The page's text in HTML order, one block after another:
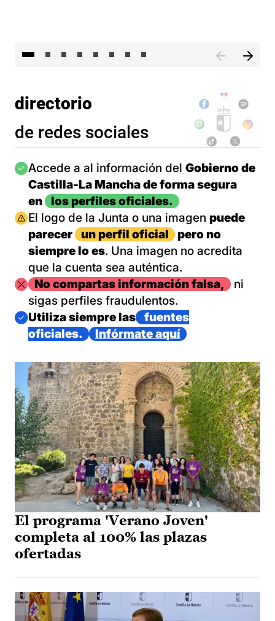
directorio
de redes sociales
Imagen
Accede a al información del Gobierno de
Castilla-La Mancha de forma segura
en
los perfiles oficiales.
Imagen
El logo de la Junta o una imagen puede
parecer
un perfil oficial
pero no
siempre lo es. Una imagen no acredita
que la cuenta sea auténtica.
ImagenNo compartas información falsa,
ni
sigas perfiles fraudulentos.
Imagen
Utiliza siempre las
fuentes
oficiales.
Infórmate aquí
El programa 'Verano Joven'
completa al 100% las plazas
ofertadas